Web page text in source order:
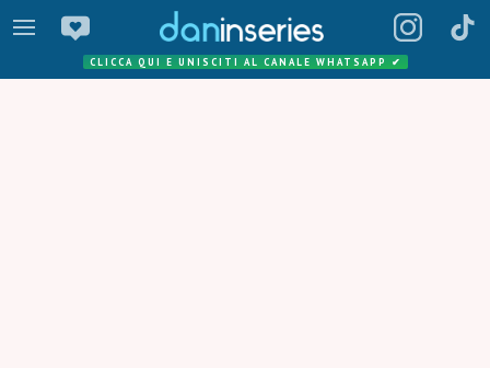
CLICCA QUI E UNISCITI AL CANALE WHATSAPP ✔